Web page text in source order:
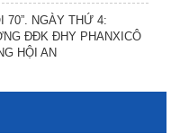
70”. NGÀY THỨ 4:
ĐĐK ĐHY PHANXICÔ
HỘI AN